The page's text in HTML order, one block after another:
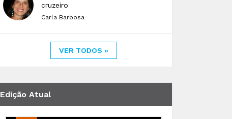
cruzeiro
Carla Barbosa
VER TODOS »
Edição Atual